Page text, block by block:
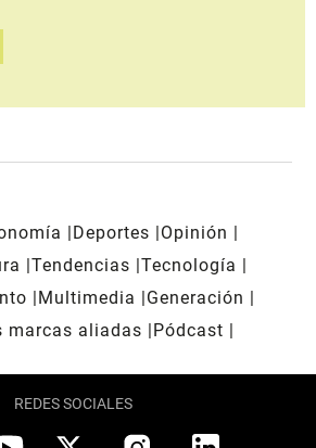
Deportes
Opinión
Tendencias Tecnología
Multimedia
Generación
marcas aliadas
Pódcast
REDES SOCIALES